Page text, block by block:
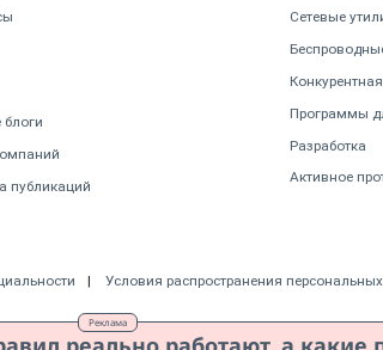
Реклама
публикаций
Сетевые
Программы
Разработка
Активное
Условия распространения